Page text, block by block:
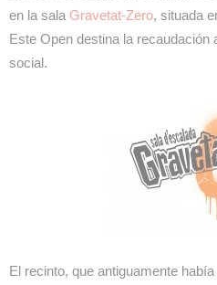
en la sala Gravetat-Zero, situada
Este Open destina la recaudación
social.
El recinto, que antiguamente